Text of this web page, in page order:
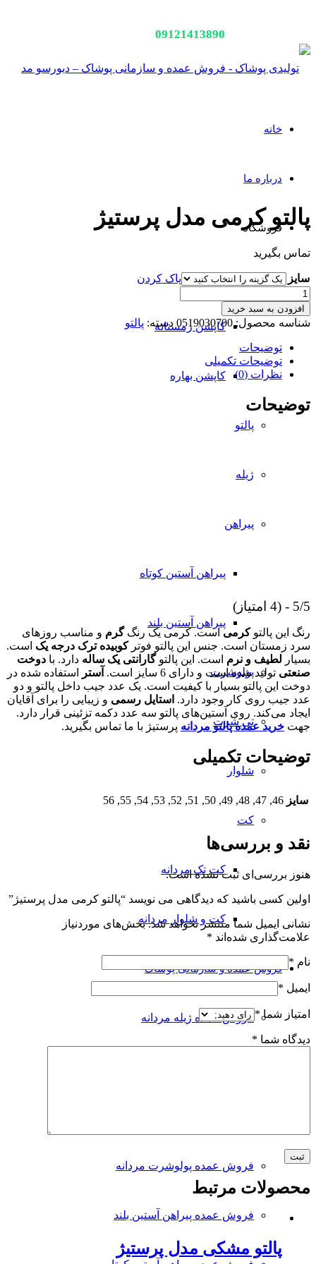
09121413890
خانه
درباره ما
فروشگاه
کاپشن
کاپشن زمستانه
کاپشن بهاره
پالتو
ژیله
پیراهن
پیراهن آستین کوتاه
پیراهن آستین بلند
پولوشرت
تی شرت
شلوار
کت
کت تک مردانه
کت و شلوار مردانه
فروش عمده و سازمانی پوشاک
فروش عمده ژیله مردانه
فروش عمده پولوشرت مردانه
فروش عمده پیراهن آستین بلند
پالتو کرمی مدل پرستیژ
تماس بگیرید
سایز
پاک کردن
پالتو
کرمی
مدل
افزودن به سبد خرید
شناسه محصول:0519030700 دسته: پالتو
توضیحات
توضیحات تکمیلی
نظرات (0)
توضیحات
5/5 - (4 امتیاز)
رنگ این پالتوکرمی است. کرمی یک رنگگرم و مناسب روزهای
سرد زمستان است. جنس این پالتو فوترکوبیده ترک درجه یک است.
بسیار لطیف و نرم است. این پالتوگارانتی یک ساله دارد. با دوخت
صنعتی تولید شده است و دارای 6 سایز است. آستر
استفاده شده در
دوخت این پالتو بسیار با کیفیت است. یک عدد جیب داخل پالتو و دو
عدد جیب روی کار وجود دارد. استایل رسمی و زیبایی را برای آقایان
ایجاد می‌کند. روی آستین‌های پالتو سه عدد دکمه تزئینی قرار دارد.
جهت خرید عمده پالتو مردانه پرستیژ با ما تماس بگیرید.
توضیحات تکمیلی
سایز 46, 47, 48, 49, 50, 51, 52, 53, 54, 55, 56
نقد و بررسی‌ها
هنوز بررسی‌ای ثبت نشده است.
اولین کسی باشید که دیدگاهی می نویسد “پالتو کرمی مدل پرستیژ”
نشانی ایمیل شما منتشر نخواهد شد. بخش‌های موردنیاز
علامت‌گذاری شده‌اند *
نام *
ایمیل *
امتیاز شما*
دیدگاه شما *
محصولات مرتبط
پالتو مشکی مدل پرستیژ